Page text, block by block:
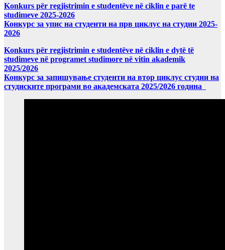
Konkurs për regjistrimin e studentëve në ciklin e parë te
studimeve 2025-2026
Конкурс за упис на студенти на прв циклус на студии 2025-
2026
Konkurs për regjistrimin e studentëve në ciklin e dytë të
studimeve në programet studimore në vitin akademik
2025/2026
Конкурс за запишување студенти на втор циклус студии на
студиските програми во академската 2025/2026 година